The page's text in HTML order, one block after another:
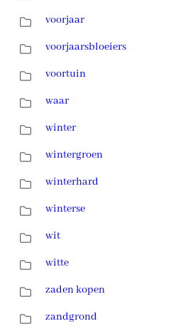
voorjaar
voorjaarsbloeiers
voortuin
waar
winter
wintergroen
winterhard
winterse
wit
witte
zaden kopen
zandgrond